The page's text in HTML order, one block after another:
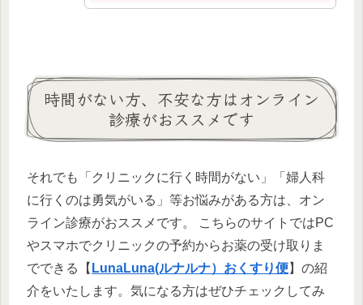
時間がない方、不安な方はオンライン
診療がおススメです
それでも「クリニックに行く時間がない」「婦人科
に行くのは勇気がいる」等お悩みがある方は、オン
ライン診療がおススメです。 こちらのサイトではPC
やスマホでクリニックの予約からお薬の受け取りま
でできる【 LunaLuna(ルナルナ）おくすり便】の紹
介をいたします。気になる方はぜひチェックしてみ